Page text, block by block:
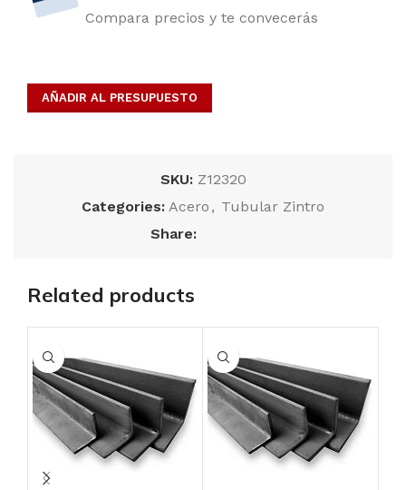
Compara precios y te convecerás
AÑADIR AL PRESUPUESTO
SKU: Z12320
Categories: Acero , Tubular Zintro
Share:
Related products